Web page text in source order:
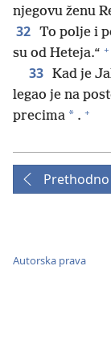
njegovu ženu
32 To polje i
su od Heteja.“ +
33 Kad je
legao je na
precima * . +
Prethodno
Autorska prava